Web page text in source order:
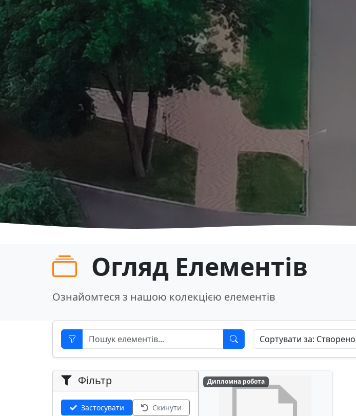
Огляд Елементів
Ознайомтеся з нашою колекцією елементів
Фільтр
Застосувати Скинути
Дипломна робота